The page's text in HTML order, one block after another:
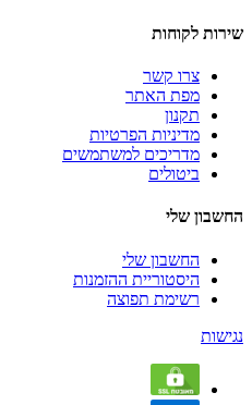
שירות לקוחות
צרו קשר
מפת האתר
תקנון
מדיניות הפרטיות
מדריכים למשתמשים
ביטולים
החשבון שלי
החשבון שלי
היסטוריית ההזמנות
רשימת תפוצה
נגישות